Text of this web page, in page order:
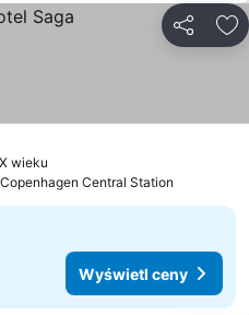
wieku
Central Station
Wyświetl ceny